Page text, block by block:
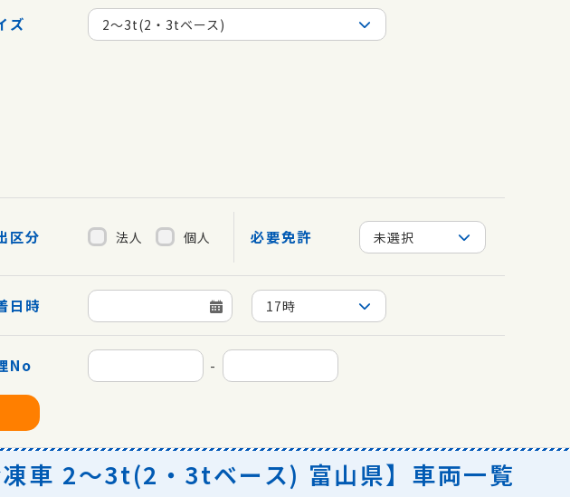
ズ 2〜3t(2・3tベース)
区分 法人 個人 必要免許 未選択
日時 17時
No -
車 2〜3t(2・3tベース) 富山県】車両一覧